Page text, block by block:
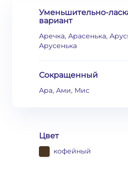
Уменьшительно-
вариант
Аречка, Арасенька,
Арусенька
Сокращенный
Ара, Ами, Мис
Цвет
кофейный